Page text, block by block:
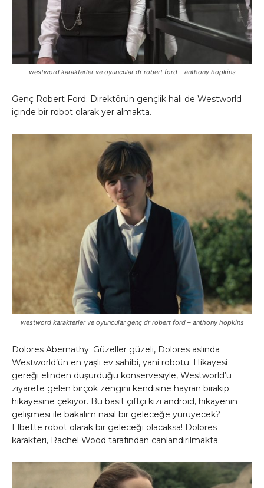
westword karakterler ve oyuncular dr robert ford – anthony hopkins
Genç Robert Ford: Direktörün gençlik hali de Westworld
içinde bir robot olarak yer almakta.
westword karakterler ve oyuncular genç dr robert ford – anthony hopkins
Dolores Abernathy: Güzeller güzeli, Dolores aslında
Westworld’ün en yaşlı ev sahibi, yani robotu. Hikayesi
gereği elinden düşürdüğü konservesiyle, Westworld’ü
ziyarete gelen birçok zengini kendisine hayran bırakıp
hikayesine çekiyor. Bu basit çiftçi kızı android, hikayenin
gelişmesi ile bakalım nasıl bir geleceğe yürüyecek?
Elbette robot olarak bir geleceği olacaksa! Dolores
karakteri, Rachel Wood tarafından canlandırılmakta.